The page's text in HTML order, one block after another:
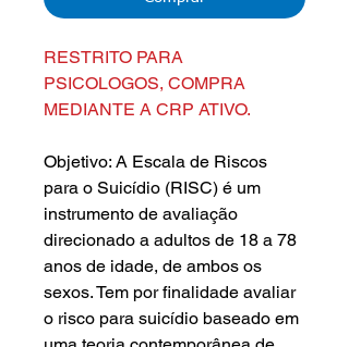
RESTRITO PARA
PSICOLOGOS, COMPRA
MEDIANTE A CRP ATIVO.
Objetivo: A Escala de Riscos
para o Suicídio (RISC) é um
instrumento de avaliação
direcionado a adultos de 18 a 78
anos de idade, de ambos os
sexos. Tem por finalidade avaliar
o risco para suicídio baseado em